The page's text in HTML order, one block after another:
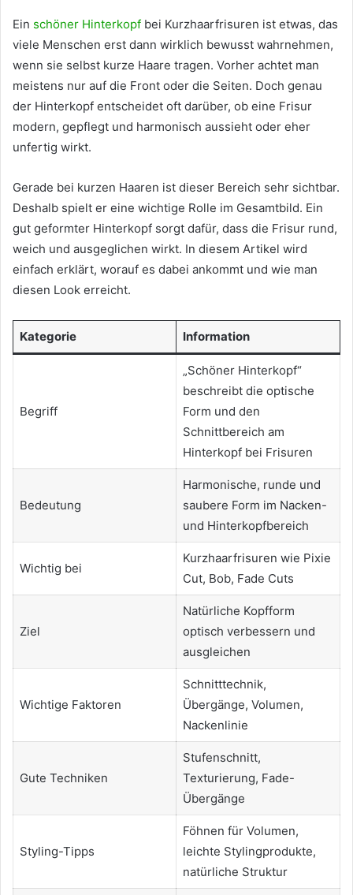
Ein schöner Hinterkopf bei Kurzhaarfrisuren ist etwas, das
viele Menschen erst dann wirklich bewusst wahrnehmen,
wenn sie selbst kurze Haare tragen. Vorher achtet man
meistens nur auf die Front oder die Seiten. Doch genau
der Hinterkopf entscheidet oft darüber, ob eine Frisur
modern, gepflegt und harmonisch aussieht oder eher
unfertig wirkt.
Gerade bei kurzen Haaren ist dieser Bereich sehr sichtbar.
Deshalb spielt er eine wichtige Rolle im Gesamtbild. Ein
gut geformter Hinterkopf sorgt dafür, dass die Frisur rund,
weich und ausgeglichen wirkt. In diesem Artikel wird
einfach erklärt, worauf es dabei ankommt und wie man
diesen Look erreicht.
Kategorie Information
Begriff
„Schöner Hinterkopf“
beschreibt die optische
Form und den
Schnittbereich am
Hinterkopf bei Frisuren
Bedeutung
Harmonische, runde und
saubere Form im Nacken-
und Hinterkopfbereich
Wichtig bei
Kurzhaarfrisuren wie Pixie
Cut, Bob, Fade Cuts
Ziel
Natürliche Kopfform
optisch verbessern und
ausgleichen
Wichtige Faktoren
Schnitttechnik,
Übergänge, Volumen,
Nackenlinie
Gute Techniken
Stufenschnitt,
Texturierung, Fade-
Übergänge
Styling-Tipps
Föhnen für Volumen,
leichte Stylingprodukte,
natürliche Struktur